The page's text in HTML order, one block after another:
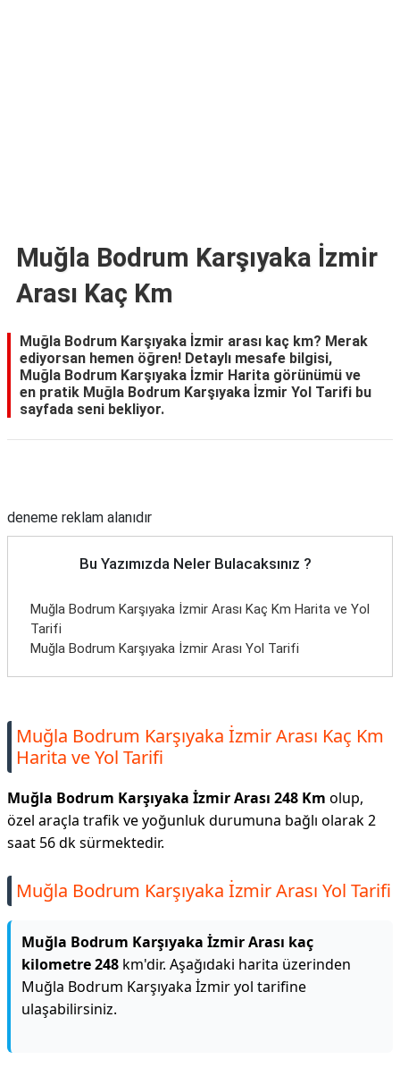
Muğla Bodrum Karşıyaka İzmir
Arası Kaç Km
Muğla Bodrum Karşıyaka İzmir arası kaç km? Merak
ediyorsan hemen öğren! Detaylı mesafe bilgisi,
Muğla Bodrum Karşıyaka İzmir Harita görünümü ve
en pratik Muğla Bodrum Karşıyaka İzmir Yol Tarifi bu
sayfada seni bekliyor.
deneme reklam alanıdır
Bu Yazımızda Neler Bulacaksınız ?
Muğla Bodrum Karşıyaka İzmir Arası Kaç Km Harita ve Yol
Tarifi
Muğla Bodrum Karşıyaka İzmir Arası Yol Tarifi
Muğla Bodrum Karşıyaka İzmir Arası Kaç Km
Harita ve Yol Tarifi
Muğla Bodrum Karşıyaka İzmir Arası 248 Km olup,
özel araçla trafik ve yoğunluk durumuna bağlı olarak 2
saat 56 dk sürmektedir.
Muğla Bodrum Karşıyaka İzmir Arası Yol Tarifi
Muğla Bodrum Karşıyaka İzmir Arası kaç
kilometre 248 km'dir. Aşağıdaki harita üzerinden
Muğla Bodrum Karşıyaka İzmir yol tarifine
ulaşabilirsiniz.